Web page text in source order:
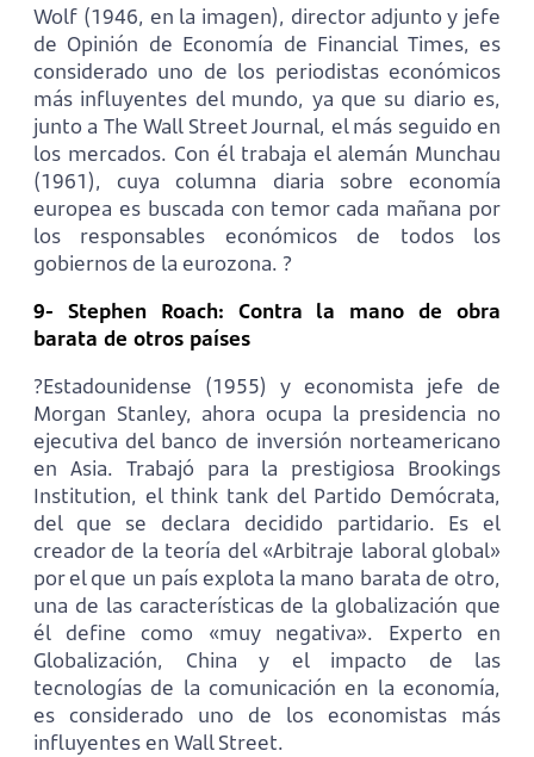
Wolf (1946, en la imagen), director adjunto y jefe
de Opinión de Economía de Financial Times, es
considerado uno de los periodistas económicos
más influyentes del mundo, ya que su diario es,
junto a The Wall Street Journal, el más seguido en
los mercados. Con él trabaja el alemán Munchau
(1961), cuya columna diaria sobre economía
europea es buscada con temor cada mañana por
los responsables económicos de todos los
gobiernos de la eurozona. ?
9- Stephen Roach: Contra la mano de obra
barata de otros países
?Estadounidense (1955) y economista jefe de
Morgan Stanley, ahora ocupa la presidencia no
ejecutiva del banco de inversión norteamericano
en Asia. Trabajó para la prestigiosa Brookings
Institution, el think tank del Partido Demócrata,
del que se declara decidido partidario. Es el
creador de la teoría del «Arbitraje laboral global»
por el que un país explota la mano barata de otro,
una de las características de la globalización que
él define como «muy negativa». Experto en
Globalización, China y el impacto de las
tecnologías de la comunicación en la economía,
es considerado uno de los economistas más
influyentes en Wall Street.